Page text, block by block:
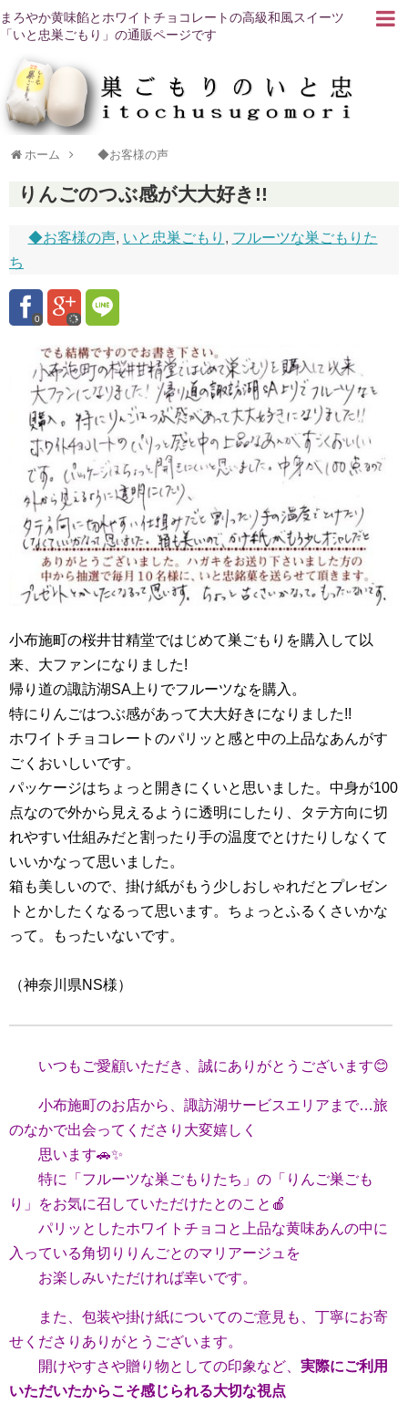
まろやか黄味餡とホワイトチョコレートの高級和風スイーツ
「いと忠巣ごもり」の通販ページです
ホーム ◆お客様の声
りんごのつぶ感が大大好き!!
◆お客様の声, いと忠巣ごもり , フルーツな巣ごもりた
ち
0
小布施町の桜井甘精堂ではじめて巣ごもりを購入して以
来、大ファンになりました!
帰り道の諏訪湖SA上りでフルーツなを購入。
特にりんごはつぶ感があって大大好きになりました!!
ホワイトチョコレートのパリッと感と中の上品なあんがす
ごくおいしいです。
パッケージはちょっと開きにくいと思いました。中身が100
点なので外から見えるように透明にしたり、タテ方向に切
れやすい仕組みだと割ったり手の温度でとけたりしなくて
いいかなって思いました。
箱も美しいので、掛け紙がもう少しおしゃれだとプレゼン
トとかしたくなるって思います。ちょっとふるくさいかな
って。もったいないです。
（神奈川県NS様）
いつもご愛顧いただき、誠にありがとうございます😊
小布施町のお店から、諏訪湖サービスエリアまで…旅
のなかで出会ってくださり大変嬉しく
思います🚗✨
特に「フルーツな巣ごもりたち」の「りんご巣ごも
り」をお気に召していただけたとのこと🍎
パリッとしたホワイトチョコと
上品な黄味あんの中に
入っている角切りりんごとのマリアージュを
お楽しみいただければ幸いです。
また、包装や掛け紙についてのご意見も、丁寧にお寄
せくださりありがとうございます。
開けやすさや贈り物としての印象など、 実際にご利用
いただいたからこそ感じられる大切な視点